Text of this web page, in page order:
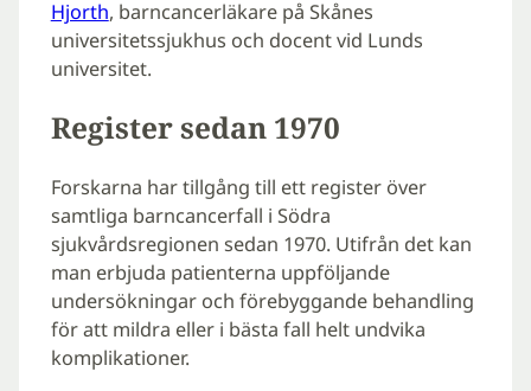
Hjorth, barncancerläkare på Skånes
universitetssjukhus och docent vid Lunds
universitet.
Register sedan 1970
Forskarna har tillgång till ett register över
samtliga barncancerfall i Södra
sjukvårdsregionen sedan 1970. Utifrån det kan
man erbjuda patienterna uppföljande
undersökningar och förebyggande behandling
för att mildra eller i bästa fall helt undvika
komplikationer.